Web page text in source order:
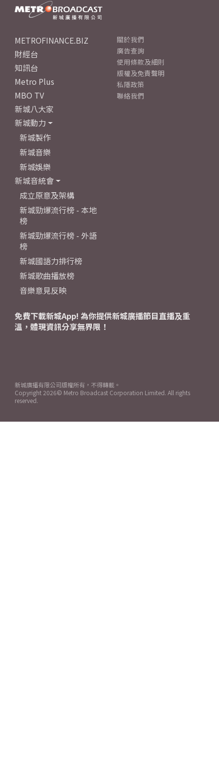
METROFINANCE.BIZ
財經台
知訊台
Metro Plus
MBO TV
新城八大家
新城動力
新城製作
新城音樂
新城娛樂
新城音統會
成立原意及架構
新城勁爆流行榜 - 本地
榜
新城勁爆流行榜 - 外語
榜
新城國語力排行榜
新城歌曲播放榜
音樂意見反映
關於我們
廣告查詢
使用條款及細則
版權及免責聲明
私隱政策
聯絡我們
免費下載新城App! 為你提供新城廣播節目直播及重
溫，體現資訊分享無界限！
新城廣播有限公司版權所有，不得轉載。
Copyright 2026© Metro Broadcast Corporation Limited. All rights
reserved.